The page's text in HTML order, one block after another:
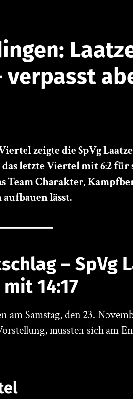
verpasst
zeigte die SpVg
letzte Viertel mit 6:2 für
Team Charakter,
lässt.
– SpVg
14:17
am Samstag, den 23.
mussten sich am